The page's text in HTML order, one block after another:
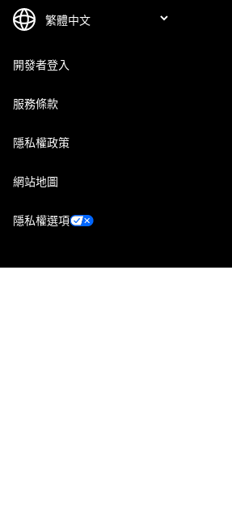
開發者登入
服務條款
隱私權政策
網站地圖
隱私權選項